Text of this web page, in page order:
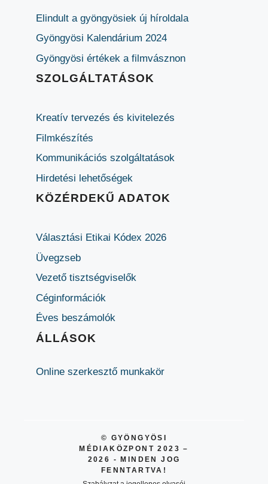
Elindult a gyöngyösiek új híroldala
Gyöngyösi Kalendárium 2024
Gyöngyösi értékek a filmvásznon
SZOLGÁLTATÁSOK
Kreatív tervezés és kivitelezés
Filmkészítés
Kommunikációs szolgáltatások
Hirdetési lehetőségek
KÖZÉRDEKŰ ADATOK
Választási Etikai Kódex 2026
Üvegzseb
Vezető tisztségviselők
Céginformációk
Éves beszámolók
ÁLLÁSOK
Online szerkesztő munkakör
© GYÖNGYÖSI
MÉDIAKÖZPONT 2023 –
2026 - MINDEN JOG
FENNTARTVA!